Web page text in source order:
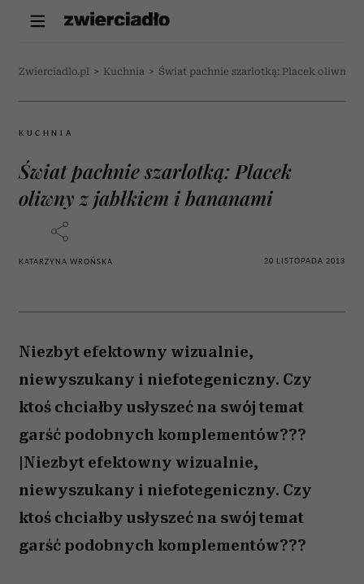
Zwierciadlo.pl > Kuchnia > Świat pachnie szarlotką: Placek oliwny z
KUCHNIA
Świat pachnie szarlotką: Placek
oliwny z jabłkiem i bananami
KATARZYNA WROŃSKA 20 LISTOPADA 2013
Niezbyt efektowny wizualnie,
niewyszukany i niefotegeniczny. Czy
ktoś chciałby usłyszeć na swój temat
garść podobnych komplementów???
|Niezbyt efektowny wizualnie,
niewyszukany i niefotegeniczny. Czy
ktoś chciałby usłyszeć na swój temat
garść podobnych komplementów???